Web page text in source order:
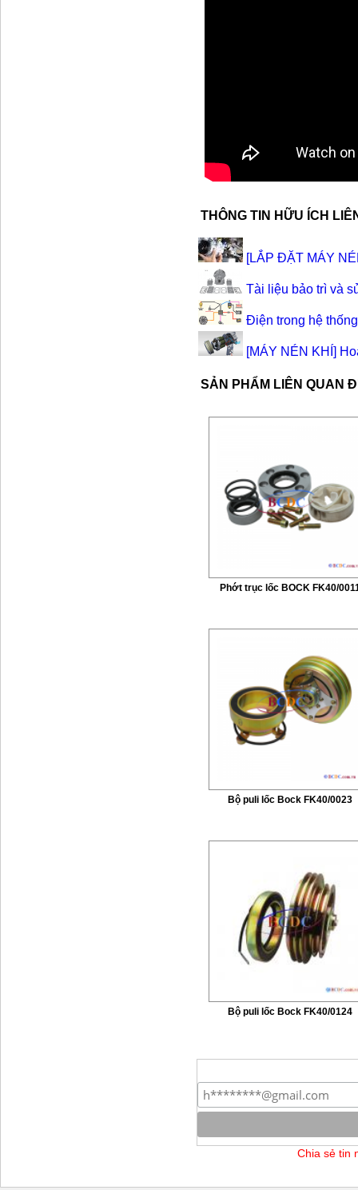
THÔNG TIN HỮU ÍCH
[LẮP ĐẶT MÁY
Tài liệu bảo trì và
Điện trong hệ
[MÁY NÉN KHÍ]
SẢN PHẨM LIÊN QUAN
Phớt trục lốc BOCK FK40/
Bộ puli lốc Bock FK40/0023
Bộ puli lốc Bock FK40/0124
Chia sẻ tin